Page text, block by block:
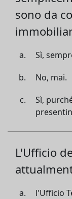
sono da
Sì,
No, mai.
Sì,
L'Ufficio
l'Ufficio